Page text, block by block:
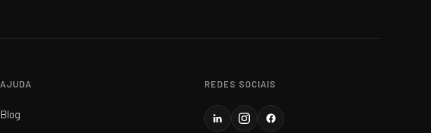
AJUDA
Blog
REDES SOCIAIS